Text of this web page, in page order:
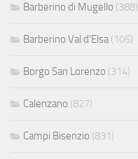
Barberino di Mugello (388)
Barberino Val d'Elsa(105)
Borgo San Lorenzo (314)
Calenzano (827)
Campi Bisenzio (831)